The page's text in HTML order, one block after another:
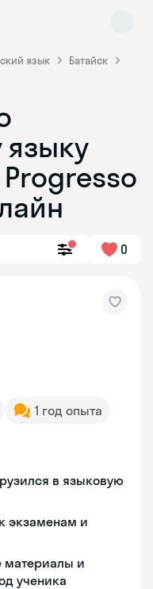
язык
Батайск
языку
0
1 год опыта
в языковую
экзаменам и
материалы и
ученика